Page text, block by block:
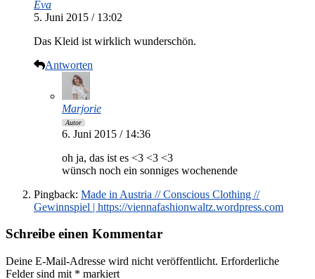
Eva
5. Juni 2015 / 13:02
Das Kleid ist wirklich wunderschön.
Antworten
Marjorie
Autor
6. Juni 2015 / 14:36
oh ja, das ist es <3 <3 <3
wünsch noch ein sonniges wochenende
Pingback: Made in Austria // Conscious Clothing //
Gewinnspiel | https://viennafashionwaltz.wordpress.com
Schreibe einen Kommentar
Deine E-Mail-Adresse wird nicht veröffentlicht. Erforderliche
Felder sind mit * markiert